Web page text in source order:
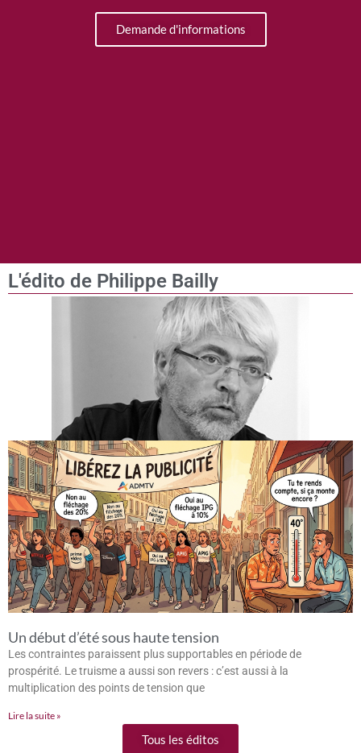
Demande d'informations
L'édito de Philippe Bailly
Un début d’été sous haute tension
Les contraintes paraissent plus supportables en période de
prospérité. Le truisme a aussi son revers : c’est aussi à la
multiplication des points de tension que
Lire la suite »
Tous les éditos